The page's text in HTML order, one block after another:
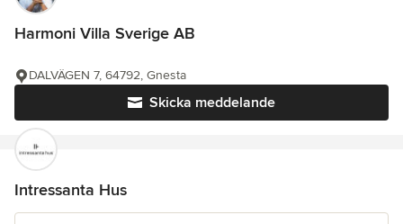
Harmoni Villa Sverige AB
Skicka meddelande
DALVÄGEN 7, 64792, Gnesta
Intressanta Hus